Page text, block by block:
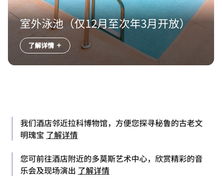
室外泳池（仅12月至次年3月开放）
了解详情
我们酒店邻近拉科博物馆，方便您探寻秘鲁的古老文
明瑰宝 了解详情
您可前往酒店附近的多莫斯艺术中心，欣赏精彩的音
乐会及现场演出 了解详情